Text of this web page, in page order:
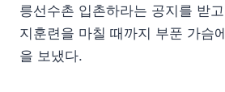
릉선수촌 입촌하라는 공지를 받
지훈련을 마칠 때까지 부푼 가슴
을 보냈다.